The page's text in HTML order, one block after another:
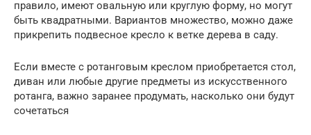
правило, имеют овальную или круглую форму, но могут
быть квадратными. Вариантов множество, можно даже
прикрепить подвесное кресло к ветке дерева в саду.
Если вместе с ротанговым креслом приобретается стол,
диван или любые другие предметы из искусственного
ротанга, важно заранее продумать, насколько они будут
сочетаться